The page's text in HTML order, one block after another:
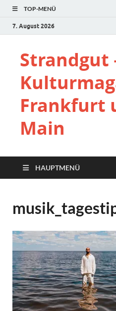
TOP-MENÜ
7. August 2026
Strandgut
Frankfurt
Main
HAUPTMENÜ